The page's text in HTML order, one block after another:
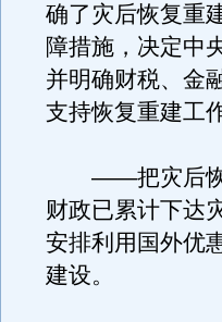
确了灾后恢复重
障措施，决定中
并明确财税、金
支持恢复重建工
——把灾后恢复
财政已累计下达
安排利用国外优
建设。